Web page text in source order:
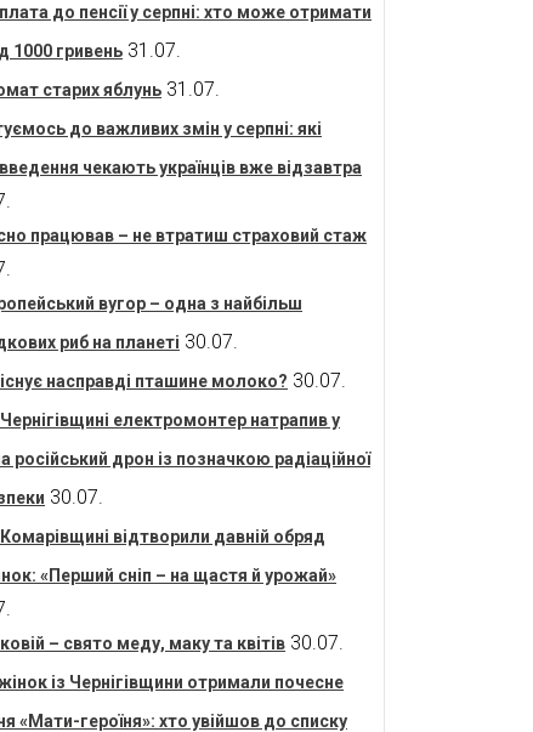
до пенсії у серпні: хто може отримати
1000 гривень 31.07.
старих яблунь 31.07.
до важливих змін у серпні: які
чекають українців вже відзавтра
працював – не втратиш страховий стаж
вугор – одна з найбільш
риб на планеті 30.07.
насправді пташине молоко? 30.07.
електромонтер натрапив у
російський дрон із позначкою радіаційної
30.07.
відтворили давній обряд
«Перший сніп – на щастя й урожай»
– свято меду, маку та квітів 30.07.
із Чернігівщини отримали почесне
«Мати-героїня»: хто увійшов до списку